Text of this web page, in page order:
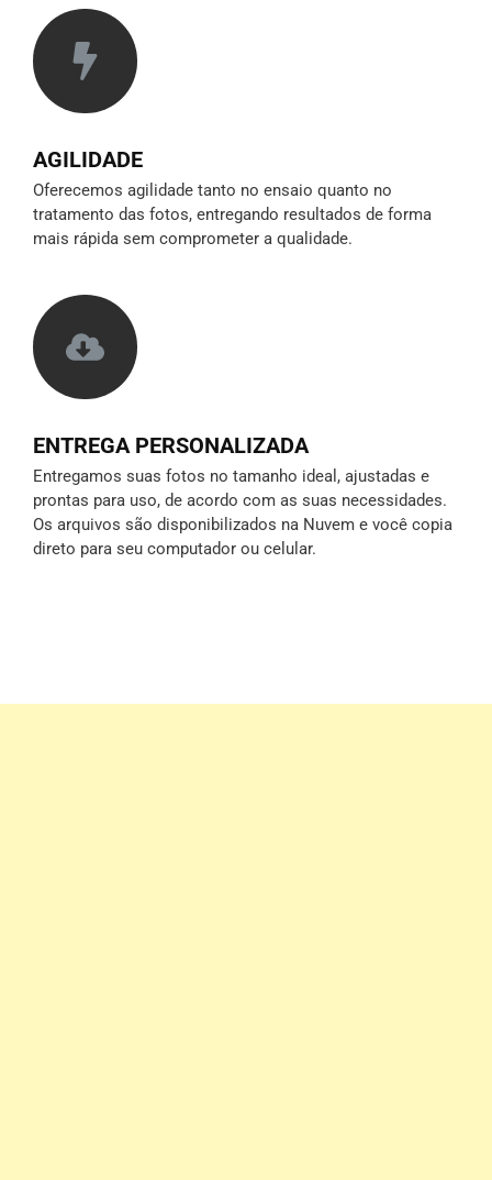
AGILIDADE
Oferecemos agilidade tanto no ensaio quanto no
tratamento das fotos, entregando resultados de forma
mais rápida sem comprometer a qualidade.
ENTREGA PERSONALIZADA
Entregamos suas fotos no tamanho ideal, ajustadas e
prontas para uso, de acordo com as suas necessidades.
Os arquivos são disponibilizados na Nuvem e você copia
direto para seu computador ou celular.